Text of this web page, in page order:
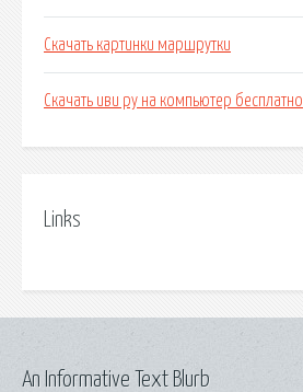
Скачать картинки маршрутки
Скачать иви ру на компьютер бесплатно
Links
An Informative Text Blurb